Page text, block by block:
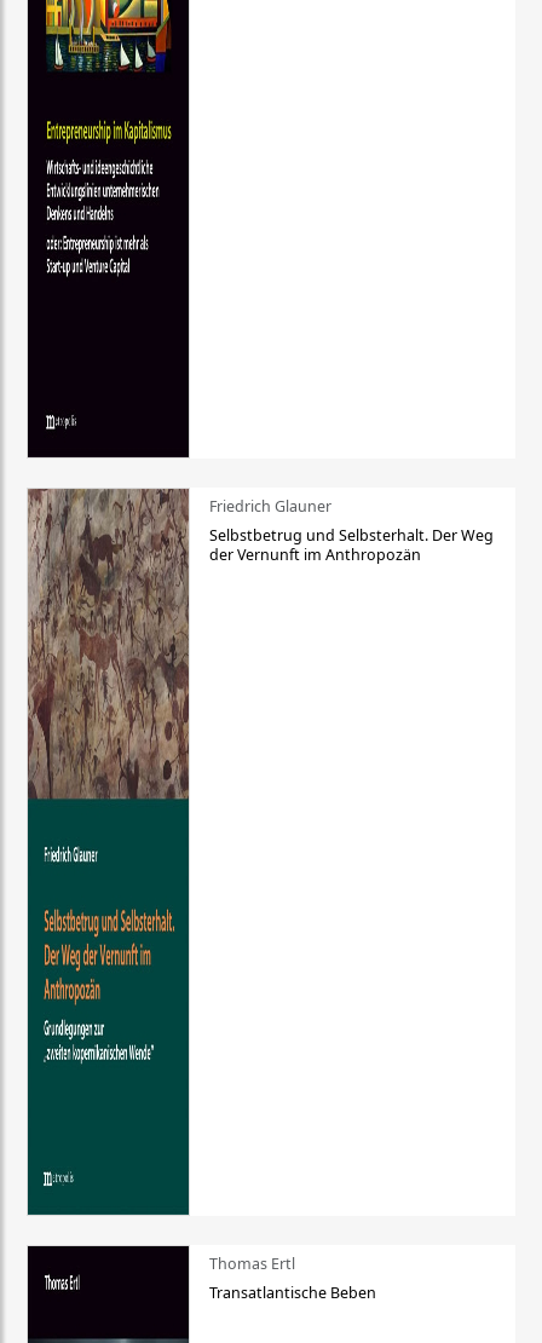
Friedrich Glauner
Selbstbetrug und Selbsterhalt. Der Weg
der Vernunft im Anthropozän
Thomas Ertl
Transatlantische Beben